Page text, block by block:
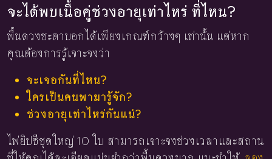
จะได้พบเนื้อคู่ช่วงอายุเท่าไหร่ ที่ไหน?
พื้นดวงชะตาบอกได้เพียงเกณฑ์กว้างๆ เท่านั้น แต่หาก
คุณต้องการรู้เจาะจงว่า
จะเจอกันที่ไหน?
ใครเป็นคนพามารู้จัก?
ช่วงอายุเท่าไหร่กันแน่?
ไพ่ยิปซีชุดใหญ่ 10 ใบ สามารถเจาะจงช่วงเวลาและสถาน